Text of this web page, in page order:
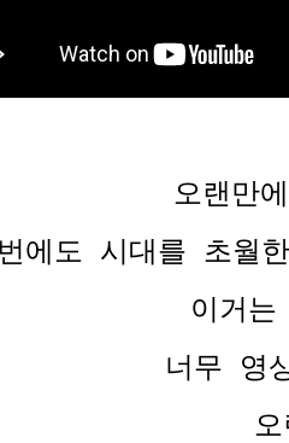
오랜만
에도 시대를 초월
이거
너무 영